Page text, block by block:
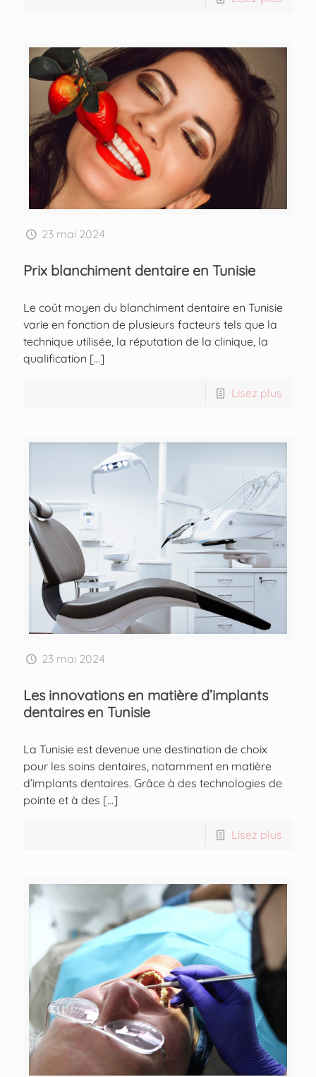
23 mai 2024
Prix blanchiment dentaire en Tunisie
Le coût moyen du blanchiment dentaire en Tunisie
varie en fonction de plusieurs facteurs tels que la
technique utilisée, la réputation de la clinique, la
qualification […]
Lisez plus
23 mai 2024
Les innovations en matière d’implants
dentaires en Tunisie
La Tunisie est devenue une destination de choix
pour les soins dentaires, notamment en matière
d’implants dentaires. Grâce à des technologies de
pointe et à des […]
Lisez plus